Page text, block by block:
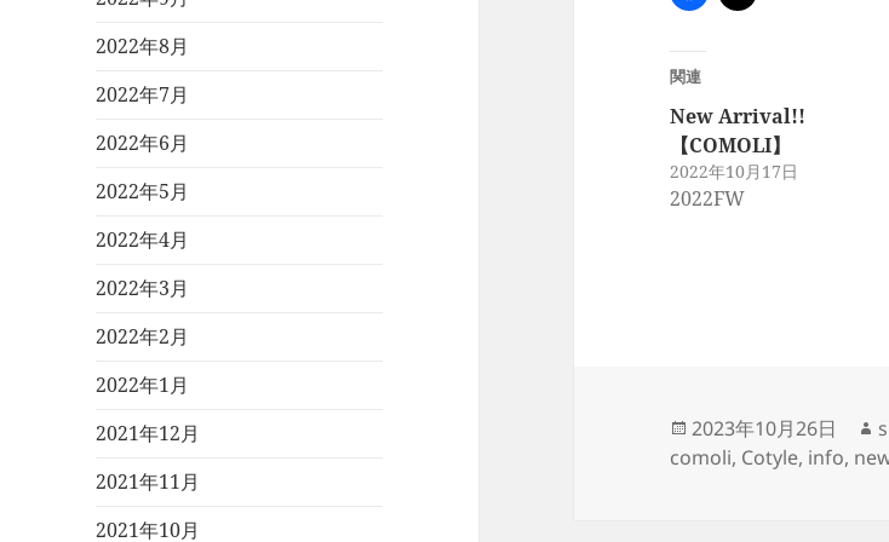
2022年8月
2022年7月
2022年6月
2022年5月
2022年4月
2022年3月
2022年2月
2022年1月
2021年12月
2021年11月
2021年10月
関連
New Arrival!!
【COMOLI】
2022年10月17日
2022FW
投
稿
2023年10月26日
comoli, Cotyle, info,